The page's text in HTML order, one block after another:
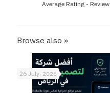
Average Rating - Review
Browse also »
26 July، 2026